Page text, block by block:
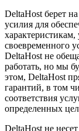
DeltaHost берет
усилия для
характеристикам,
своевременного
DeltaHost не
работать, но мы
этом, DeltaHost
гарантий, в том
соответствия
определенных
DeltaHost не